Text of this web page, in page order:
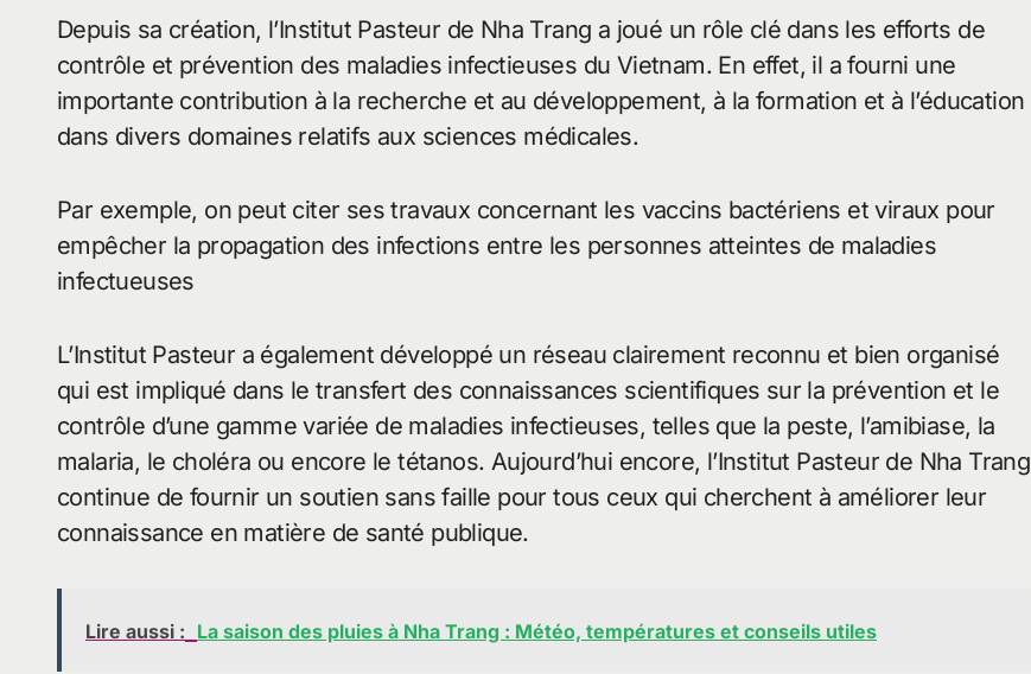
Depuis sa création, l’Institut Pasteur de Nha Trang a joué un rôle clé dans les efforts de
contrôle et prévention des maladies infectieuses du Vietnam. En effet, il a fourni une
importante contribution à la recherche et au développement, à la formation et à l’éducation
dans divers domaines relatifs aux sciences médicales.
Par exemple, on peut citer ses travaux concernant les vaccins bactériens et viraux pour
empêcher la propagation des infections entre les personnes atteintes de maladies
infectueuses
L’Institut Pasteur a également développé un réseau clairement reconnu et bien organisé
qui est impliqué dans le transfert des connaissances scientifiques sur la prévention et le
contrôle d’une gamme variée de maladies infectieuses, telles que la peste, l’amibiase, la
malaria, le choléra ou encore le tétanos. Aujourd’hui encore, l’Institut Pasteur de Nha Trang
continue de fournir un soutien sans faille pour tous ceux qui cherchent à améliorer leur
connaissance en matière de santé publique.
Lire aussi : La saison des pluies à Nha Trang : Météo, températures et conseils utiles